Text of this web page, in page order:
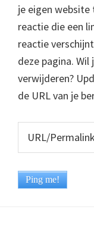
je eigen website
reactie die een
reactie
deze pagina.
verwijderen?
de URL van je